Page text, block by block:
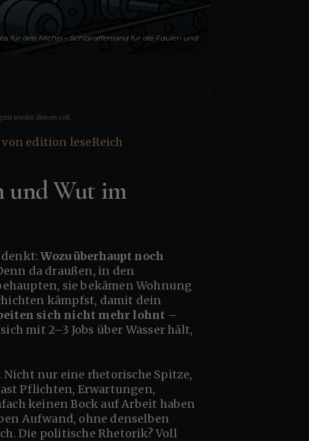
für den Michel – Schlaraffenland für die Faulen und
wieder dienen soll.
und Wut im
denkt:Wozu überhaupt noch
da draußen, in den
sie bekämen Wohnung
kämpfst, damit dein
sich nicht mehr lohnt –
mit 2–3 Jobs über Wasser hält,
Pflichten, Erwartungen,
keinen Bock auf Arbeit haben
Aufwand, ohne denselben
Die politische Rhetorik? Voll